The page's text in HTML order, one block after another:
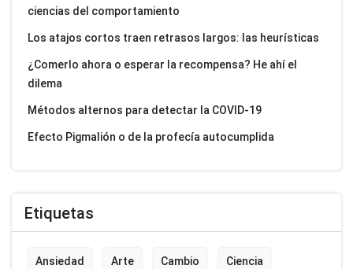
ciencias del comportamiento
Los atajos cortos traen retrasos largos: las heurísticas
¿Comerlo ahora o esperar la recompensa? He ahí el
dilema
Métodos alternos para detectar la COVID-19
Efecto Pigmalión o de la profecía autocumplida
Etiquetas
Ansiedad Arte Cambio Ciencia